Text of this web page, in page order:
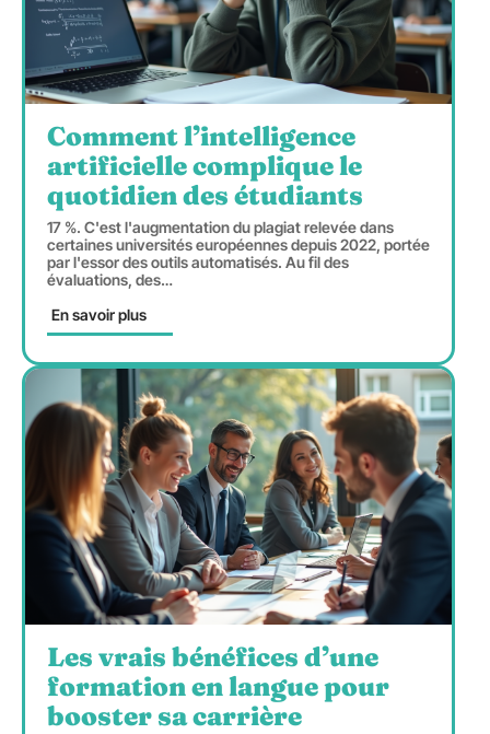
Comment l’intelligence
artificielle complique le
quotidien des étudiants
17 %. C'est l'augmentation du plagiat relevée dans
certaines universités européennes depuis 2022, portée
par l'essor des outils automatisés. Au fil des
évaluations, des…
En savoir plus
Les vrais bénéfices d’une
formation en langue pour
booster sa carrière